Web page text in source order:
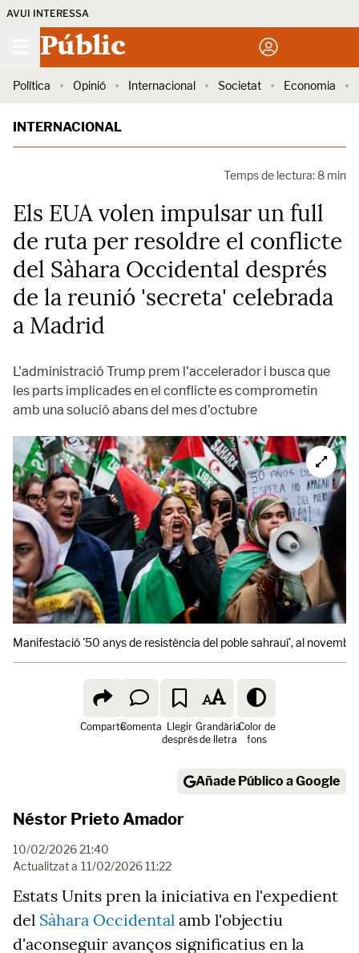
AVUI INTERESSA
Públic
Política Opinió Internacional Societat Economia
INTERNACIONAL
Temps de lectura: 8 min
Els EUA volen impulsar un full
de ruta per resoldre el conflicte
del Sàhara Occidental després
de la reunió 'secreta' celebrada
a Madrid
L'administració Trump prem l'accelerador i busca que
les parts implicades en el conflicte es comprometin
amb una solució abans del mes d'octubre
Manifestació '50 anys de resistència del poble sahrauí', al
ComparteComenta Llegir
després
Grandària
de lletra
Color de
fons
Añade Público a Google
Néstor Prieto Amador
10/02/2026 21:40
Actualitzat a 11/02/2026 11:22
Estats Units pren la iniciativa en l'expedient
del Sàhara Occidental amb l'objectiu
d'aconseguir avanços significatius en la